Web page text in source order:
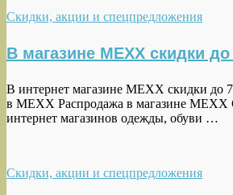
Скидки, акции и спецпредложения
В магазине MEXX скидки до
В интернет магазине MEXX скидки до
в MEXX Распродажа в магазине
интернет магазинов одежды, обуви …
Скидки, акции и спецпредложения